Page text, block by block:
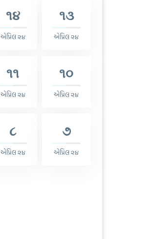
૧૪
એપ્રિલ ૨૪
૧૩
એપ્રિલ ૨૪
૧૧
એપ્રિલ ૨૪
૧૦
એપ્રિલ ૨૪
૮
એપ્રિલ ૨૪
૭
એપ્રિલ ૨૪